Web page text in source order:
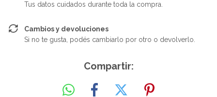
Tus datos cuidados durante toda la compra.
Cambios y devoluciones
Si no te gusta, podés cambiarlo por otro o devolverlo.
Compartir: